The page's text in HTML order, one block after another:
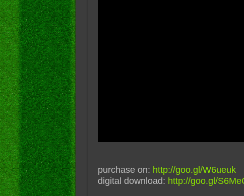
purchase on: http://goo.gl/W6ueuk
digital download: http://goo.gl/